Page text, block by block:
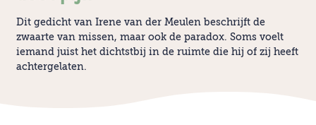
Dit gedicht van Irene van der Meulen beschrijft de
zwaarte van missen, maar ook de paradox. Soms voelt
iemand juist het dichtstbij in de ruimte die hij of zij heeft
achtergelaten.